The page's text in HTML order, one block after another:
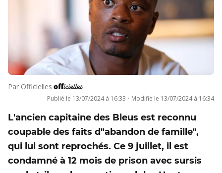
Par Officielles
Publié le 13/07/2024 à 16:33 · Modifié le 13/07/2024 à 16:34
L'ancien capitaine des Bleus est reconnu
coupable des faits d"abandon de famille",
qui lui sont reprochés. Ce 9 juillet, il est
condamné à 12 mois de prison avec sursis